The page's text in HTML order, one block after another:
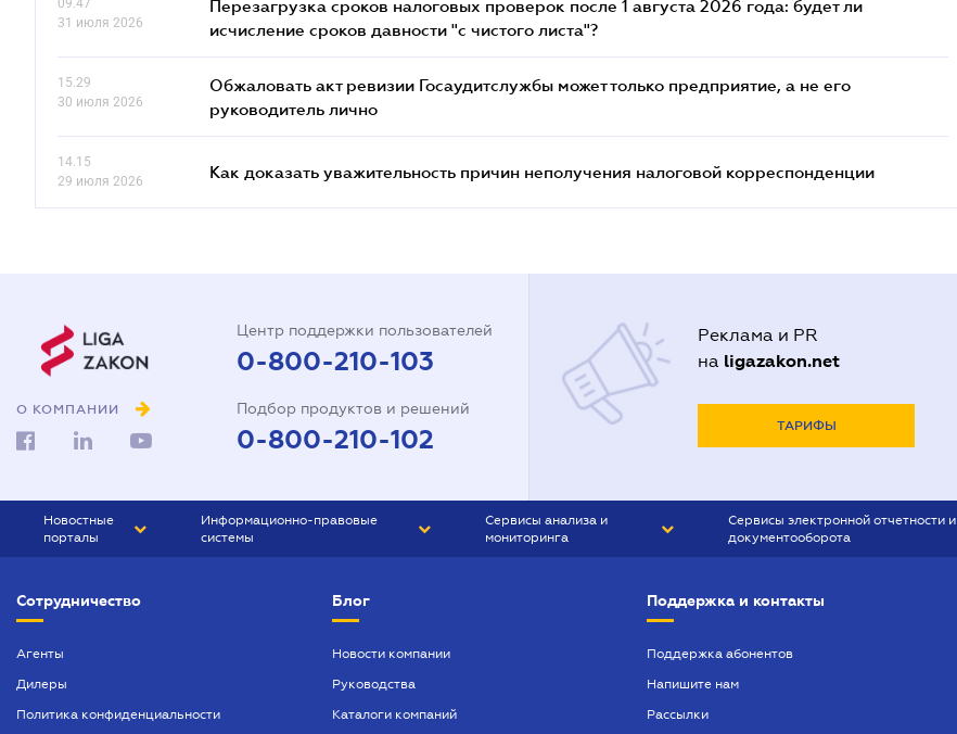
09.47
31 июля 2026
Перезагрузка сроков налоговых проверок после 1 августа 2026 года: будет ли
исчисление сроков давности "с чистого листа"?
15.29
30 июля 2026
Обжаловать акт ревизии Госаудитслужбы может только предприятие, а не его
руководитель лично
14.15
29 июля 2026
Как доказать уважительность причин неполучения налоговой корреспонденции
О КОМПАНИИ
Центр поддержки пользователей
0-800-210-103
Подбор продуктов и решений
0-800-210-102
Реклама и PR
на ligazakon.net
ТАРИФЫ
Новостные
порталы
БИЗНЕС
Информационно-правовые
системы
БУХГАЛТЕР ПРОФ
ЮРИСТ ПРОФ
Сервисы анализа и
мониторинга
Сервисы электронной отчетности и
документооборота
Сотрудничество
Агенты
Дилеры
Политика конфиденциальности
Блог
Новости компании
Руководства
Каталоги компаний
Поддержка и контакты
Поддержка абонентов
Напишите нам
Рассылки